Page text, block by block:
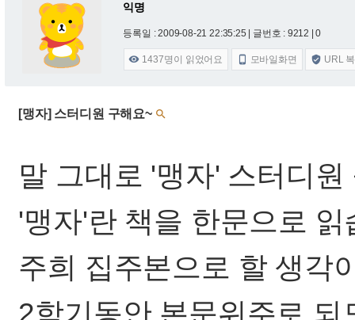
익명
등록일 : 2009-08-21 22:35:25 | 글번호 : 9212 | 0
 1437명이 읽었어요  모바일화면  URL
[맹자] 스터디원 구해요~ 
말 그대로 '맹자' 스터디원
'맹자'란 책을 한문으로 읽
주희 집주본으로 할 생각
2학기동안 본문위주로